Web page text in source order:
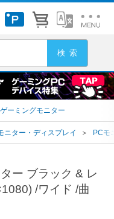
ゲーミングモニター
ニター・ディスプレイ ＞ PCモ
ー ブラック & レ
/ワイド /曲